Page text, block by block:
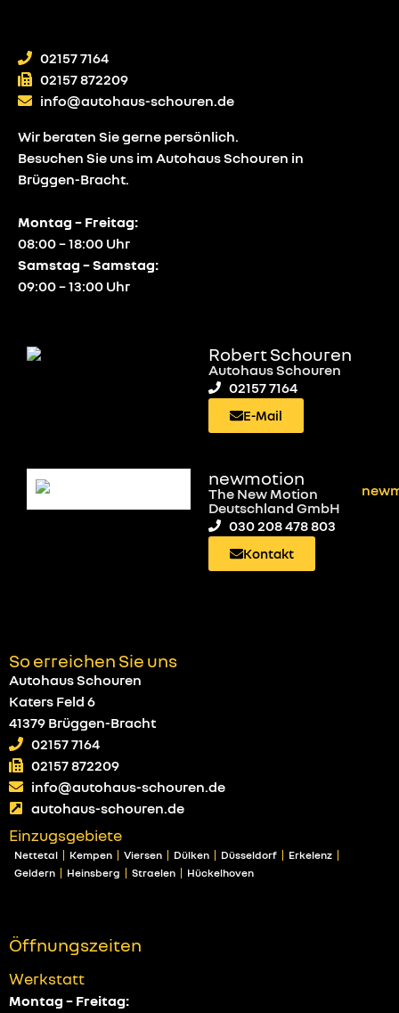
02157 7164
02157 872209
info@autohaus-schouren.de
Wir beraten Sie gerne persönlich.
Besuchen Sie uns im Autohaus Schouren in
Brüggen-Bracht.
Montag – Freitag:
08:00 – 18:00 Uhr
Samstag – Samstag:
09:00 – 13:00 Uhr
Robert Schouren
Autohaus Schouren
02157 7164
E-Mail
newmotion
The New Motion
Deutschland GmbH
030 208 478 803
Kontakt
So erreichen Sie uns
Autohaus Schouren
Katers Feld 6
41379 Brüggen-Bracht
02157 7164
02157 872209
info@autohaus-schouren.de
autohaus-schouren.de
Einzugsgebiete
Nettetal Kempen Viersen Dülken Düsseldorf
Erkelenz
Geldern
Heinsberg Straelen Hückelhoven
Öffnungszeiten
Werkstatt
Montag – Freitag: